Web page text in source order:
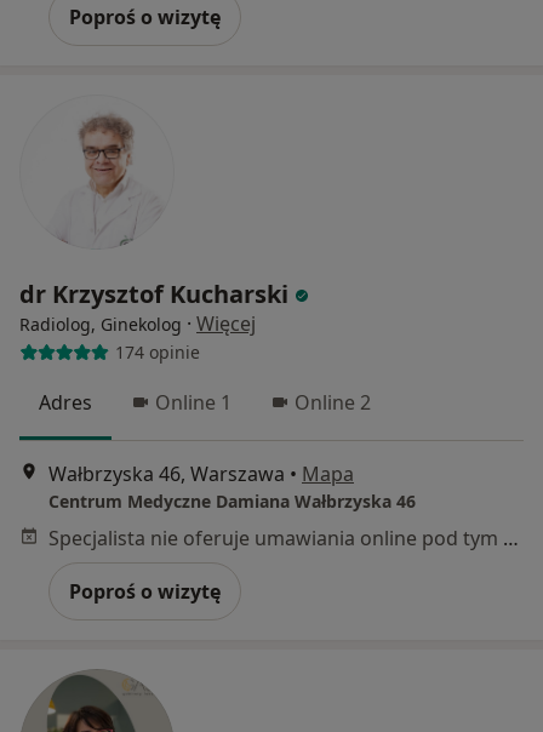
Poproś o wizytę
dr Krzysztof Kucharski
Radiolog, Ginekolog · Więcej
174 opinie
Adres Online 1 Online 2
Wałbrzyska 46, Warszawa • Mapa
Centrum Medyczne Damiana Wałbrzyska 46
Specjalista nie oferuje umawiania online pod tym adresem.
Poproś o wizytę